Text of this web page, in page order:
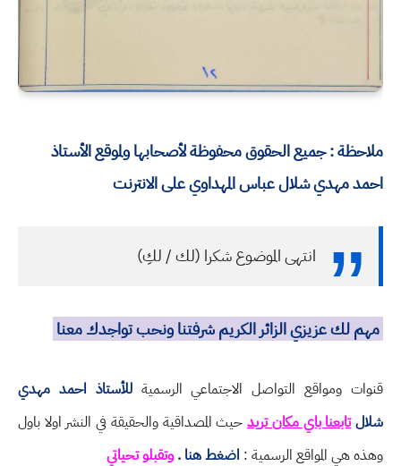
ملاحظة : جميع الحقوق محفوظة لأصحابها ولموقع الأستاذ
احمد مهدي شلال عباس المهداوي على الانترنت
انتهى الموضوع شكرا (لك / لكِ)
مهم لك عزيزي الزائر الكريم شرفتنا ونحب تواجدك معنا
قنوات ومواقع التواصل الاجتماعي الرسميةللأستاذ احمد مهدي
شلالتابعنا باي مكان تريدحيث المصداقية والحقيقة في النشر اولا باول
وهذه هي المواقع الرسمية : اضغط هنا .وتقبلو تحياتي